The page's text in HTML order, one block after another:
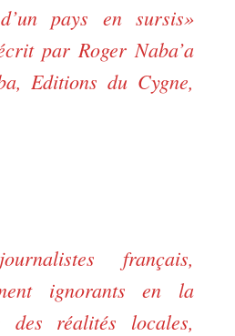
pays en sursis»
par Roger Naba’a
Editions du Cygne,
français,
ignorants en la
des réalités locales,